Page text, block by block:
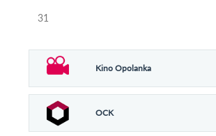
31
Kino Opolanka
OCK